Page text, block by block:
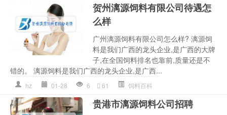
贺州漓源饲料有限公司待遇怎
么样
广州漓源饲料有限公司怎么样? 漓源饲
料是我们广西的龙头企业,是广西的大牌
子,在全国饲料排名也靠前,质量还是不
错的。 漓源饲料是我们广西的龙头企业,是广西...
hz 01-28 6 61 饲料百科
贵港市漓源饲料公司招聘